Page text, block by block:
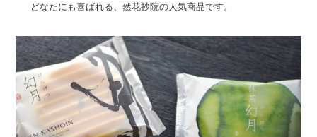
どなたにも喜ばれる、然花抄院の人気商品です。